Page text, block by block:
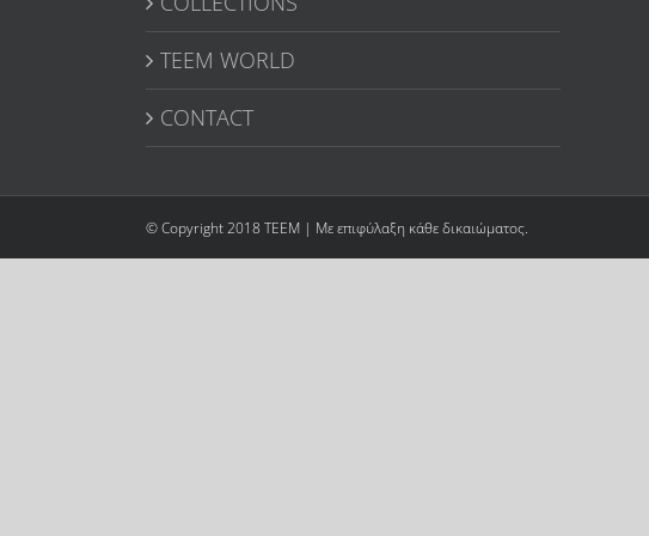
TEEM WORLD
CONTACT
© Copyright 2018 TEEM | Με επιφύλαξη κάθε δικαιώματος.